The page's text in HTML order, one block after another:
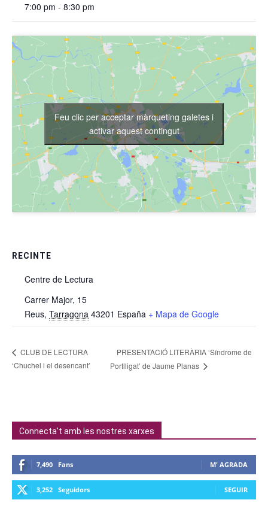
7:00 pm - 8:30 pm
RECINTE
Centre de Lectura
Carrer Major, 15
Reus, Tarragona 43201 España + Mapa de Google
Feu clic per acceptar màrqueting galetes i
activar aquest contingut
CLUB DE LECTURA
‘Chuchel i el desencant’
PRESENTACIÓ LITERÀRIA ‘Síndrome de
Portlligat’ de Jaume Planas
Connecta't amb les nostres xarxes
7,490 Fans M' AGRADA
3,252 Seguidors SEGUIR